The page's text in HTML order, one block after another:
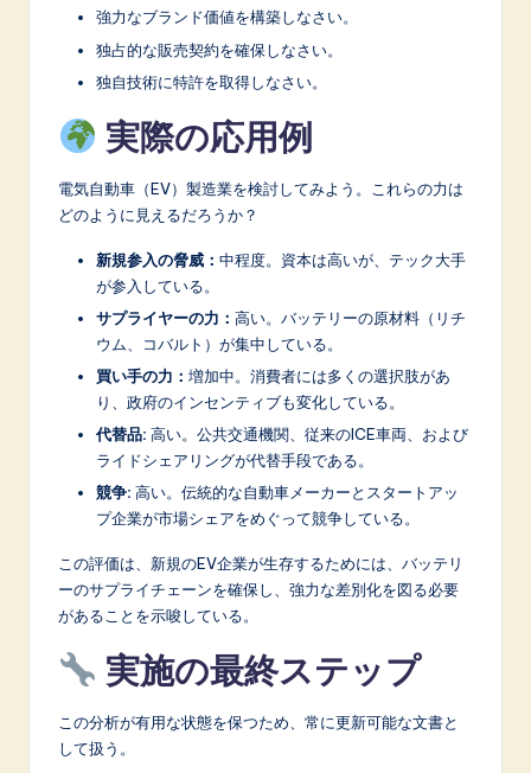
強力なブランド価値を構築しなさい。
独占的な販売契約を確保しなさい。
独自技術に特許を取得しなさい。
実際の応用例
電気自動車（EV）製造業を検討してみよう。これらの力は
どのように見えるだろうか？
新規参入の脅威： 中程度。資本は高いが、テック大手
が参入している。
サプライヤーの力： 高い。バッテリーの原材料（リチ
ウム、コバルト）が集中している。
買い手の力： 増加中。消費者には多くの選択肢があ
り、政府のインセンティブも変化している。
代替品: 高い。公共交通機関、従来のICE車両、および
ライドシェアリングが代替手段である。
競争: 高い。伝統的な自動車メーカーとスタートアッ
プ企業が市場シェアをめぐって競争している。
この評価は、新規のEV企業が生存するためには、バッテリ
ーのサプライチェーンを確保し、強力な差別化を図る必要
があることを示唆している。
実施の最終ステップ
この分析が有用な状態を保つため、常に更新可能な文書と
して扱う。